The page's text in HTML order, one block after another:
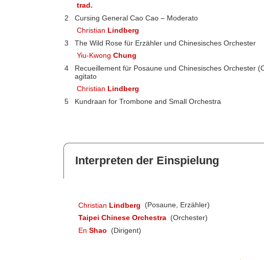
trad.
2
Cursing General Cao Cao – Moderato
Christian Lindberg
3
The Wild Rose für Erzähler und Chinesisches Orchester
Yiu-KwongChung
4
Recueillement für Posaune und Chinesisches Orchester
agitato
Christian Lindberg
5
Kundraan for Trombone and Small Orchestra
Interpreten der Einspielung
Christian Lindberg
(Posaune, Erzähler)
Taipei Chinese Orchestra (Orchester)
En Shao (Dirigent)